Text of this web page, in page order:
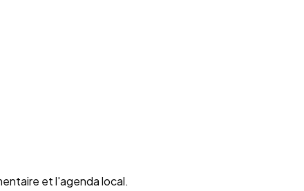
et l'agenda local.